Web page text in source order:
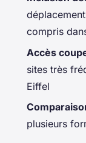
compris
Accès
sites très
Eiffel
plusieurs